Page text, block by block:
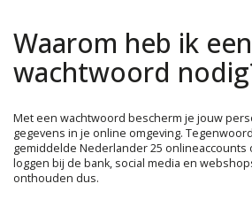
Waarom heb ik
wachtwoord
Met een wachtwoord bescherm je jouw
gegevens in je online omgeving.
gemiddelde Nederlander 25 onlineaccounts
loggen bij de bank, social media en
onthouden dus.